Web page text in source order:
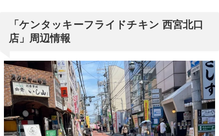
「ケンタッキーフライドチキン 西宮北口
店」周辺情報